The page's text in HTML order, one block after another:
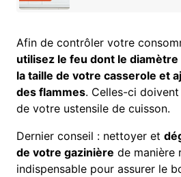
Afin de contrôler votre
utilisez le feu dont le
la taille de votre casserole et
des flammes. Celles-ci
de votre ustensile de cuisson.
Dernier conseil : nettoyer et
de votre gazinière de manière
indispensable pour assurer le